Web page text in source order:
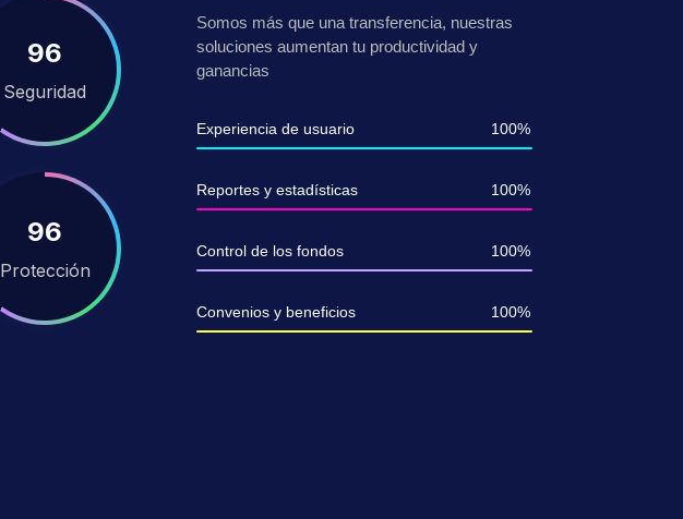
100
Seguridad
100
Protección
Somos más que una transferencia, nuestras
soluciones aumentan tu productividad y
ganancias
Experiencia de usuario 100%
Reportes y estadísticas 100%
Control de los fondos 100%
Convenios y beneficios 100%